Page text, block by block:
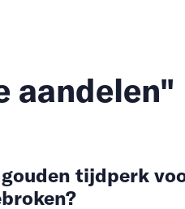
aandelen"
tijdperk